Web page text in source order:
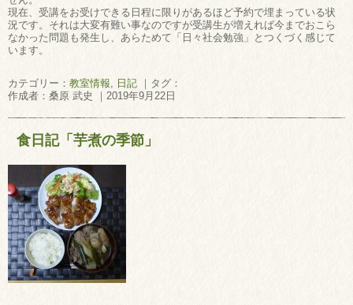
現在、受講をお受けできる日程に限りがあるほど予約で埋まっている状
況です。それは大変有難い事なのですが受講生が増えれば今までおこら
なかった問題も発生し、あらためて「日々社会勉強」とつくづく感じて
います。
カテゴリー： 教室情報 日記 ｜タグ：
作成者：桑原 武史 ｜2019年9月22日
食日記「芋煮の季節」